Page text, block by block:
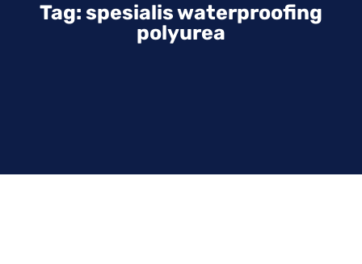
Tag: spesialis waterproofing
polyurea